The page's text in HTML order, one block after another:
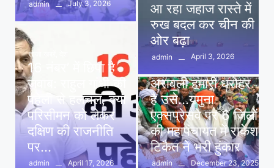
admin July 3, 2026
ताज़ा खबरें
16 नंबर’ में छिपा है
जवाब: राहुल गांधी की
पहेली से हलचल, क्या
परिसीमन को लेकर
दक्षिण की राजनीति
पर…
admin April 17, 2026
आ रहा जहाज रास्ते में
रुख बदल कर चीन की
ओर बढ़ा
admin
April 3, 2026
अरावली हमारी धरोहर
है उसे…यमुना
एक्सप्रेसवे पर 6 जिलों
की महापंचायत में राकेश
टिकैत ने भरी हुंकार
admin December 23, 2025